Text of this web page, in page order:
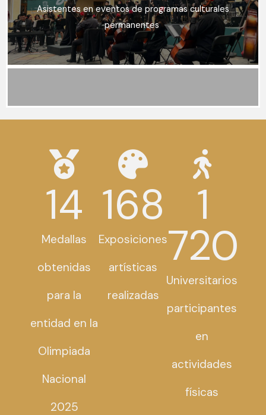
Asistentes en eventos de programas culturales
permanentes
Medallas
obtenidas
para la
entidad en la
Olimpiada
Nacional
2025
14
Exposiciones
artísticas
realizadas
168
Universitarios
participantes
en
actividades
físicas
1
720